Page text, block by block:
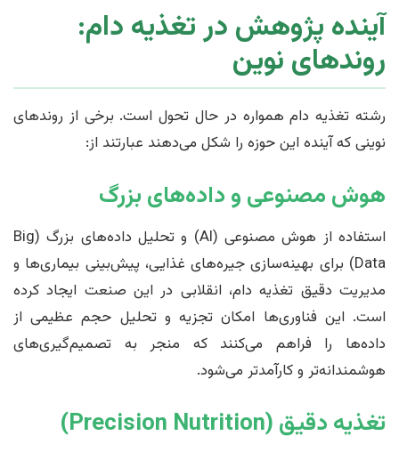
آینده پژوهش در تغذیه دام:
روندهای نوین
رشته تغذیه دام همواره در حال تحول است. برخی از روندهای
نوینی که آینده این حوزه را شکل می‌دهند عبارتند از:
هوش مصنوعی و داده‌های بزرگ
استفاده از هوش مصنوعی (AI) و تحلیل داده‌های بزرگ (Big
Data) برای بهینه‌سازی جیره‌های غذایی، پیش‌بینی بیماری‌ها و
مدیریت دقیق تغذیه دام، انقلابی در این صنعت ایجاد کرده
است. این فناوری‌ها امکان تجزیه و تحلیل حجم عظیمی از
داده‌ها را فراهم می‌کنند که منجر به تصمیم‌گیری‌های
هوشمندانه‌تر و کارآمدتر می‌شود.
تغذیه دقیق (Precision Nutrition)